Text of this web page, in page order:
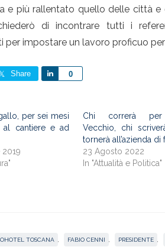
e più rallentato quello delle città
di incontrare tutti i
per impostare un lavoro proficuo
Share 0
Share
per sei mesi
al cantiere e ad
Chi correrà per
Vecchio, chi
tornerà all’azienda di
23 Agosto 2022
In "Attualità e Politica"
TOSCANA FABIO CENNI PRESIDENTE